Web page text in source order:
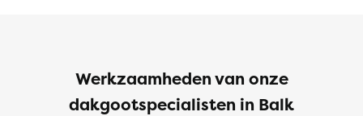
Werkzaamheden van onze
dakgootspecialisten in Balk